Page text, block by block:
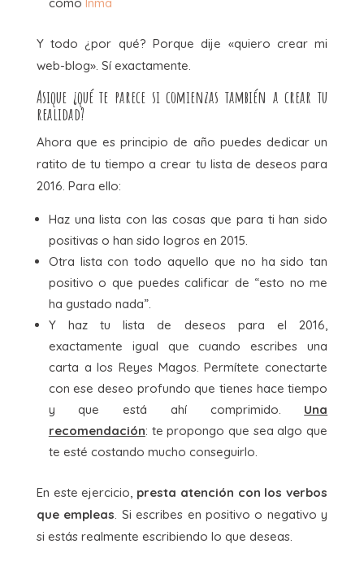
Y todo ¿por qué? Porque dije «quiero crear mi
web-blog». Sí exactamente.
Asique ¿qué te parece si comienzas también a crear tu
realidad?
Ahora que es principio de año puedes dedicar un
ratito de tu tiempo a crear tu lista de deseos para
2016. Para ello:
Haz una lista con las cosas que para ti han sido
positivas o han sido logros en 2015.
Otra lista con todo aquello que no ha sido tan
positivo o que puedes calificar de “esto no me
ha gustado nada”.
Y haz tu lista de deseos para el 2016,
exactamente igual que cuando escribes una
carta a los Reyes Magos. Permítete conectarte
con ese deseo profundo que tienes hace tiempo
y que está ahí comprimido. Una
recomendación: te propongo que sea algo que
te esté costando mucho conseguirlo.
En este ejercicio, presta atención con los verbos
que empleas. Si escribes en positivo o negativo y
si estás realmente escribiendo lo que deseas.